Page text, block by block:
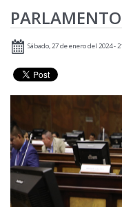
LEGISLAMOS
FISCALIZAMOS
TRANSPARENCIA
PRENSA
AGENDA
Sábado, 27 de enero del 2024 -